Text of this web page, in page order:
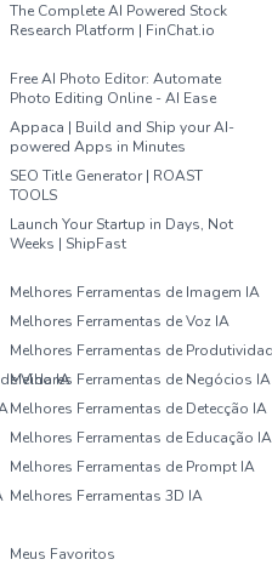
The Complete AI Powered Stock
Research Platform | FinChat.io
Free AI Photo Editor: Automate
Photo Editing Online - AI Ease
Appaca | Build and Ship your AI-
powered Apps in Minutes
SEO Title Generator | ROAST
TOOLS
Launch Your Startup in Days, Not
Weeks | ShipFast
Melhores Ferramentas de Imagem IA
Melhores Ferramentas de Voz IA
Melhores Ferramentas de
Vida IA
Melhores Ferramentas de Negócios IA
Melhores Ferramentas de Detecção IA
Melhores Ferramentas de Educação IA
Melhores Ferramentas de Prompt IA
Melhores Ferramentas 3D IA
Meus Favoritos